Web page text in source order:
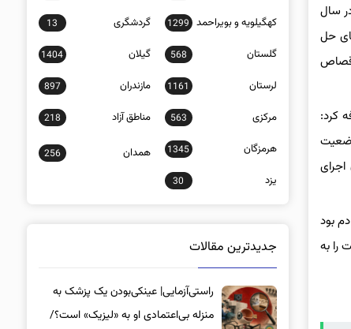
۲۳ محکوم به قصاص نفس در استان البرز در سال ۱۴۰۳ گفت: در سال
حل
آنها قصاص
در پرونده‌های قصاص نفس استان در سال ۱۴۰۳ در مقایسه با سال ۱۴۰۲ اضافه کرد:
بود
را به
کهگیلویه و بویراحمد 1299 گردشگری 13
گلستان 568 گیلان 1404
لرستان 1161 مازندران 897
مرکزی 563 مناطق آزاد 218
هرمزگان 1345 همدان 256
یزد 30
جدیدترین مقالات
راستی‌آزمایی| عینکی‌بودن یک پزشک به
منزله بی‌اعتمادی او به «لیزیک» است؟/